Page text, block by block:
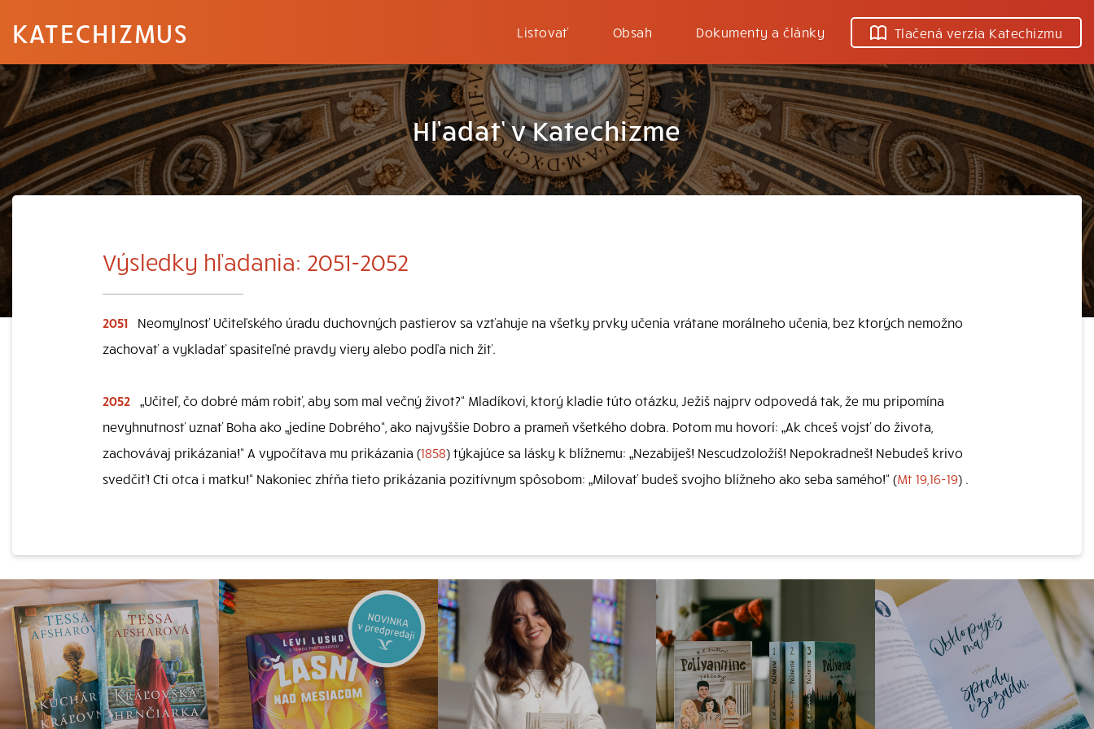
KATECHIZMUS Listovať Obsah Dokumenty a články Tlačená verzia Katechizmu
Hľadať v Katechizme
Výsledky hľadania: 2051-2052
2051
Neomylnosť Učiteľského úradu duchovných pastierov sa vzťahuje na všetky prvky učenia vrátane morálneho učenia, bez ktorých nemožno
zachovať a vykladať spasiteľné pravdy viery alebo podľa nich žiť.
2052 „Učiteľ, čo dobré mám robiť, aby som mal večný život?“ Mladíkovi, ktorý kladie túto otázku, Ježiš najprv odpovedá tak, že mu pripomína
nevyhnutnosť uznať Boha ako „jedine Dobrého“, ako najvyššie Dobro a prameň všetkého dobra. Potom mu hovorí: „Ak chceš vojsť do života,
zachovávaj prikázania!“ A vypočítava mu prikázania (1858) týkajúce sa lásky k blížnemu: „Nezabiješ! Nescudzoložíš! Nepokradneš! Nebudeš krivo
svedčiť! Cti otca i matku!“ Nakoniec zhŕňa tieto prikázania pozitívnym spôsobom: „Milovať budeš svojho blížneho ako seba samého!“ (Mt 19,16-19) .